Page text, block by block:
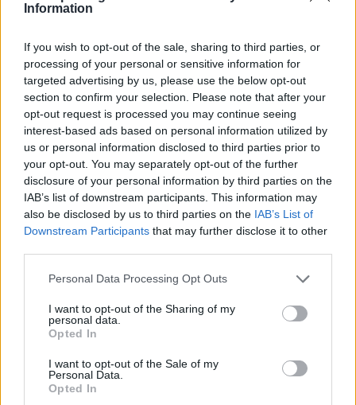
Information
If you wish to opt-out of the sale, sharing to third parties, or
processing of your personal or sensitive information for
targeted advertising by us, please use the below opt-out
section to confirm your selection. Please note that after your
opt-out request is processed you may continue seeing
interest-based ads based on personal information utilized by
us or personal information disclosed to third parties prior to
your opt-out. You may separately opt-out of the further
disclosure of your personal information by third parties on the
IAB’s list of downstream participants. This information may
also be disclosed by us to third parties on the IAB’s List of
Downstream Participants that may further disclose it to other
Personal Data Processing Opt Outs
I want to opt-out of the Sharing of my
personal data.
Opted In
I want to opt-out of the Sale of my
Personal Data.
Opted In
Κυπαρισσία: Open Air προβολή του
βραβευμένου ντοκιμαντέρ «Ocean with David
Attenborough»
04/08/2026 11:36